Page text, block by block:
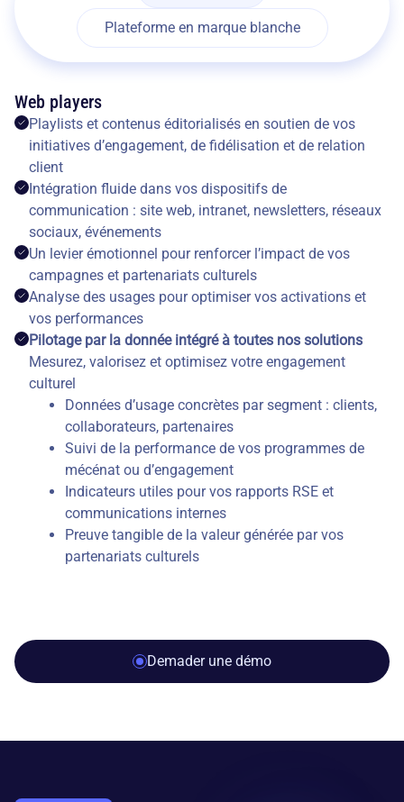
Plateforme en marque blanche
Web players
Playlists et contenus éditorialisés en soutien de vos
initiatives d’engagement, de fidélisation et de relation
client
Intégration fluide dans vos dispositifs de
communication : site web, intranet, newsletters, réseaux
sociaux, événements
Un levier émotionnel pour renforcer l’impact de vos
campagnes et partenariats culturels
Analyse des usages pour optimiser vos activations et
vos performances
Pilotage par la donnée intégré à toutes nos solutions
Mesurez, valorisez et optimisez votre engagement
culturel
Données d’usage concrètes par segment : clients,
collaborateurs, partenaires
Suivi de la performance de vos programmes de
mécénat ou d’engagement
Indicateurs utiles pour vos rapports RSE et
communications internes
Preuve tangible de la valeur générée par vos
partenariats culturels
Demader une démo